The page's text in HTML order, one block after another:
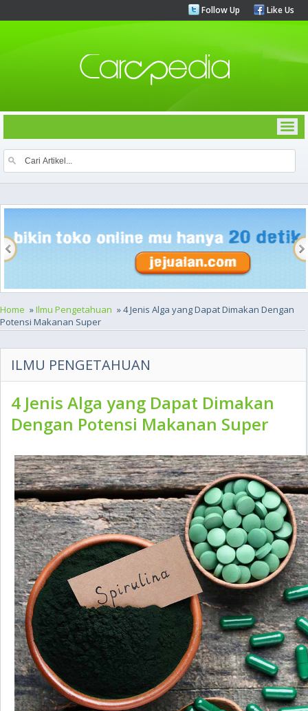
Follow Up Like Us
Home »Ilmu Pengetahuan » 4 Jenis Alga yang Dapat Dimakan Dengan
Potensi Makanan Super
ILMU PENGETAHUAN
4 Jenis Alga yang Dapat Dimakan
Dengan Potensi Makanan Super